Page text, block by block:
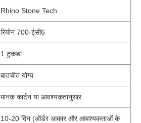
Rhino Stone Tech
रियोन 700-ईसी6
1 टुकड़ा
बातचीत योग्य
मानक कार्टन या आवश्यकतानुसार
10-20 दिन (ऑर्डर आकार और आवश्यकताओं के